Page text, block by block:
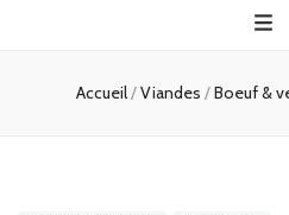
Accueil/Viandes /Boeuf &